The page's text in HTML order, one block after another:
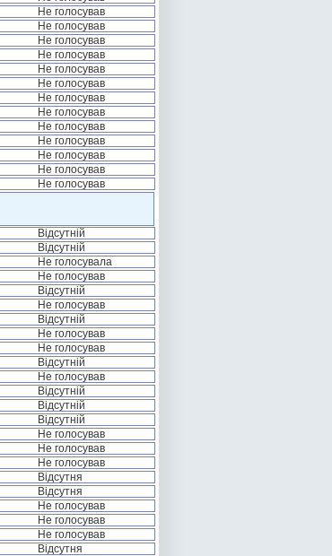
Не голосував
Не голосував
Не голосував
Не голосував
Не голосував
Не голосував
Не голосував
Не голосував
Не голосував
Не голосував
Не голосував
Не голосував
Не голосував
Відсутній
Відсутній
Не голосувала
Не голосував
Відсутній
Не голосував
Відсутній
Не голосував
Не голосував
Відсутній
Не голосував
Відсутній
Відсутній
Відсутній
Не голосував
Не голосував
Не голосував
Відсутня
Відсутня
Не голосував
Не голосував
Не голосував
Відсутня